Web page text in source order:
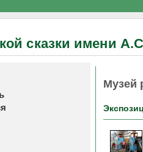
сказки имени
Музей